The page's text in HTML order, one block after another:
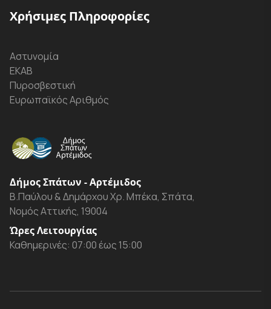
Χρήσιμες Πληροφορίες
Αστυνομία
ΕΚΑΒ
Πυροσβεστική
Ευρωπαϊκός Αριθμός
Δήμος Σπάτων - Αρτέμιδος
Β.Παύλου & Δημάρχου Χρ. Μπέκα, Σπάτα,
Νομός Αττικής, 19004
Ώρες Λειτουργίας
Καθημερινές: 07:00 έως 15:00